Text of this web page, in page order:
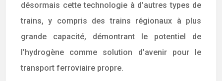
désormais cette technologie à d’autres types de
trains, y compris des trains régionaux à plus
grande capacité, démontrant le potentiel de
l’hydrogène comme solution d’avenir pour le
transport ferroviaire propre.